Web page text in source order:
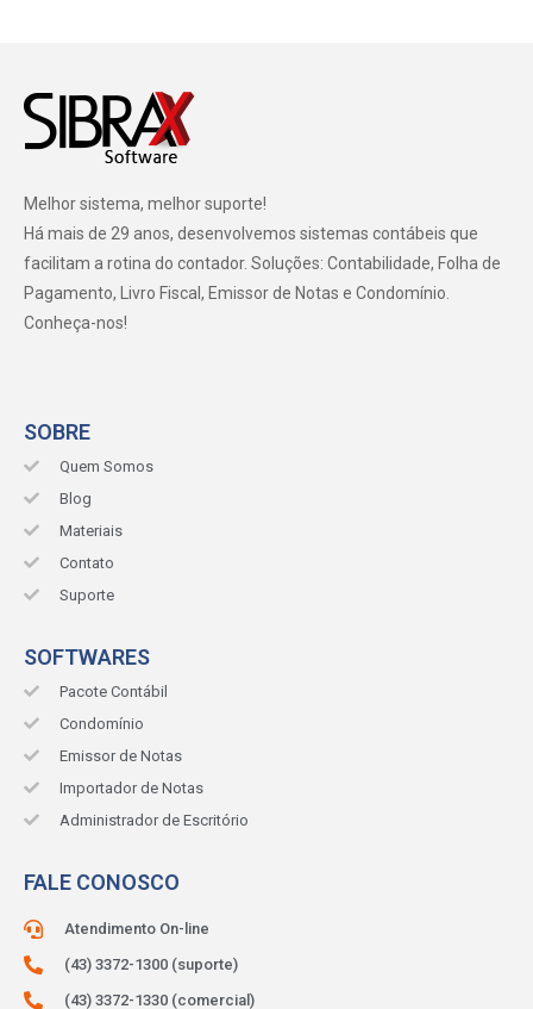
Melhor sistema, melhor suporte!
Há mais de 29 anos, desenvolvemos sistemas contábeis que
facilitam a rotina do contador. Soluções: Contabilidade, Folha de
Pagamento, Livro Fiscal, Emissor de Notas e Condomínio.
Conheça-nos!
SOBRE
Quem Somos
Blog
Materiais
Contato
Suporte
SOFTWARES
Pacote Contábil
Condomínio
Emissor de Notas
Importador de Notas
Administrador de Escritório
FALE CONOSCO
Atendimento On-line
(43) 3372-1300 (suporte)
(43) 3372-1330 (comercial)